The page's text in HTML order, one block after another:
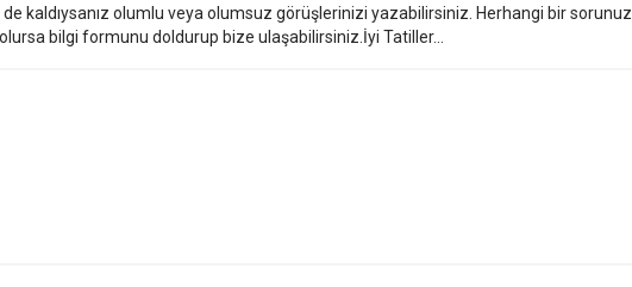
de kaldıysanız olumlu veya olumsuz görüşlerinizi yazabilirsiniz. Herhangi bir sorunuz
bilgi formunu doldurup bize ulaşabilirsiniz.İyi Tatiller...